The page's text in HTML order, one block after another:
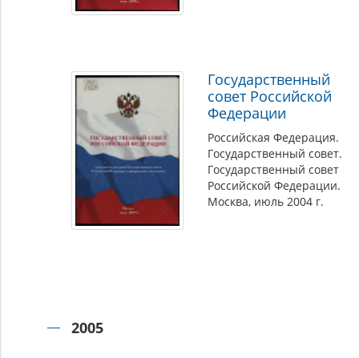
Государственный
совет Российской
Федерации
Российская Федерация.
Государственный совет.
Государственный совет
Российской Федерации.
Москва, июль 2004 г.
2005